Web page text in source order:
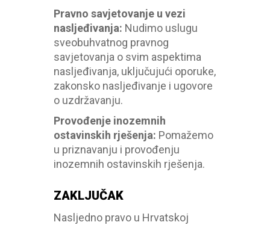
Pravno savjetovanje u vezi
nasljeđivanja: Nudimo uslugu
sveobuhvatnog pravnog
savjetovanja o svim aspektima
nasljeđivanja, uključujući oporuke,
zakonsko nasljeđivanje i ugovore
o uzdržavanju.
Provođenje inozemnih
ostavinskih rješenja: Pomažemo
u priznavanju i provođenju
inozemnih ostavinskih rješenja.
ZAKLJUČAK
Nasljedno pravo u Hrvatskoj